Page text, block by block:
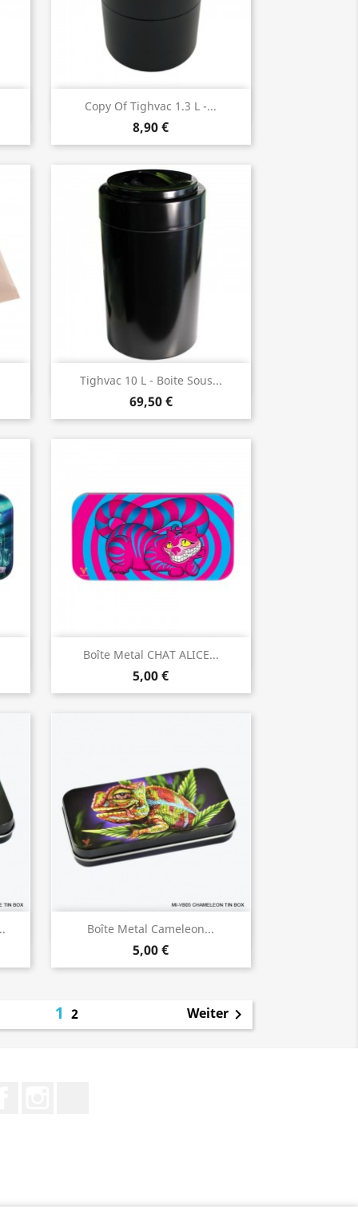
Copy Of Tighvac 1.3 L -...
8,90 €
Vorschau
Tighvac 10 L - Boite Sous...
69,50 €
Vorschau
Boîte Metal CHAT ALICE...
5,00 €
Vorschau
Boîte Metal Cameleon...
5,00 €
Vorschau
12 Weiter